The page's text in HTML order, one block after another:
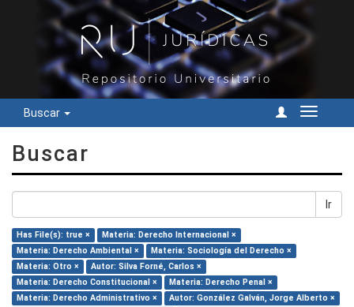
Buscar
Cambiar
Buscar
Ir
Has File(s): true ×
Materia: Derecho Internacional ×
Materia: Derecho Ambiental ×
Materia: Sociología del Derecho ×
Materia: Otro ×
Autor: Silva Forné, Carlos ×
Materia: Derecho Constitucional ×
Materia: Derecho Penal ×
Materia: Derecho Administrativo ×
Autor: González Galván, Jorge Alberto ×